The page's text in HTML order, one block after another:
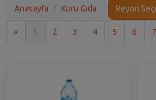
Anasayfa Kuru Gıda Reyon
« 1 2 3 4 5 6 7